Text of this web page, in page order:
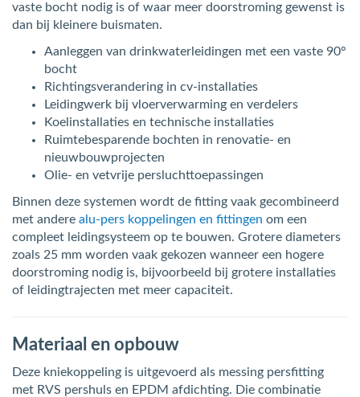
vaste bocht nodig is of waar meer doorstroming gewenst is
dan bij kleinere buismaten.
Aanleggen van drinkwaterleidingen met een vaste 90°
bocht
Richtingsverandering in cv-installaties
Leidingwerk bij vloerverwarming en verdelers
Koelinstallaties en technische installaties
Ruimtebesparende bochten in renovatie- en
nieuwbouwprojecten
Olie- en vetvrije persluchttoepassingen
Binnen deze systemen wordt de fitting vaak gecombineerd
met andere alu-pers koppelingen en fittingen om een
compleet leidingsysteem op te bouwen. Grotere diameters
zoals 25 mm worden vaak gekozen wanneer een hogere
doorstroming nodig is, bijvoorbeeld bij grotere installaties
of leidingtrajecten met meer capaciteit.
Materiaal en opbouw
Deze kniekoppeling is uitgevoerd als messing persfitting
met RVS pershuls en EPDM afdichting. Die combinatie